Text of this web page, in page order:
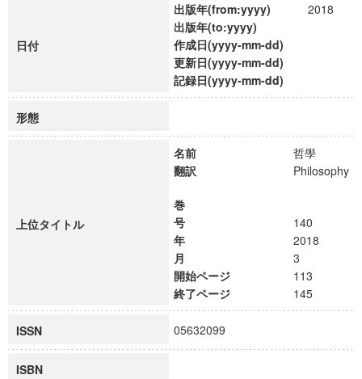
日付
出版年(from:yyyy)
2018
出版年(to:yyyy)
作成日(yyyy-mm-dd)
更新日(yyyy-mm-dd)
記録日(yyyy-mm-dd)
形態
上位タイトル
名前
哲學
翻訳
Philosophy
巻
号
140
年
2018
月
3
開始ページ
113
終了ページ
145
ISSN 05632099
ISBN